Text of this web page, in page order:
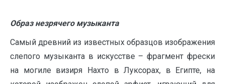
Образ незрячего музыканта
Самый древний из известных образцов изображения
слепого музыканта в искусстве – фрагмент фрески
на могиле визиря Нахто в Луксорах, в Египте, на